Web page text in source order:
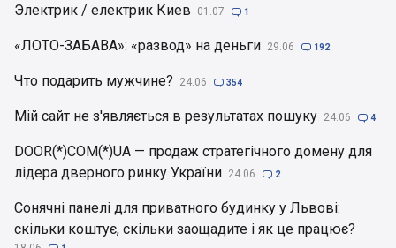
Электрик / електрик Киев 01.07  1
«ЛОТО-ЗАБАВА»: «развод» на деньги 29.06  192
Что подарить мужчине? 24.06  354
Мій сайт не з'являється в результатах пошуку 24.06  4
DOOR(*)COM(*)UA — продаж стратегічного домену для
лідера дверного ринку України 24.06  2
Сонячні панелі для приватного будинку у Львові:
скільки коштує, скільки заощадите і як це працює?